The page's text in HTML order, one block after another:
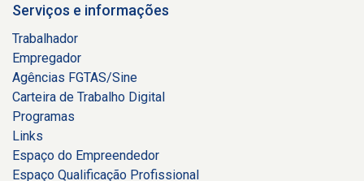
Serviços e informações
Trabalhador
Empregador
Agências FGTAS/Sine
Carteira de Trabalho Digital
Programas
Links
Espaço do Empreendedor
Espaço Qualificação Profissional